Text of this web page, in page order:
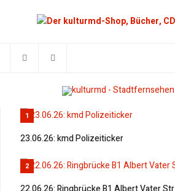
1
23.06.26: kmd Polizeiticker
2